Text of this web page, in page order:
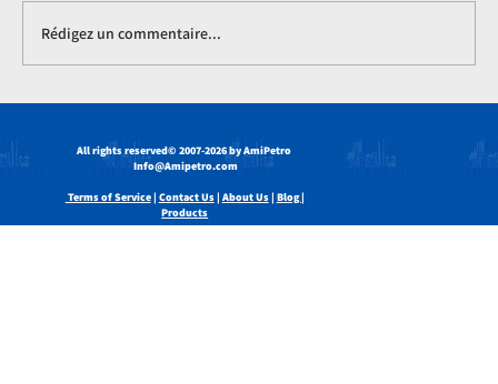
risques cachés dans la chaîne
d’approvisionnement et comment les
maîtriser
Rédigez un commentaire...
All rights reserved© 2007-2026 by AmiPetro
Info@Amipetro.com
Terms of Service| Contact Us| About Us| Blog |
Products